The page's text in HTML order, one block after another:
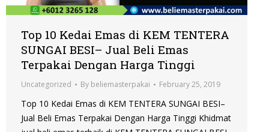
Top 10 Kedai Emas di KEM TENTERA
SUNGAI BESI– Jual Beli Emas
Terpakai Dengan Harga Tinggi
Uncategorized By beliemasterpakai February 25, 2019
Top 10 Kedai Emas di KEM TENTERA SUNGAI BESI–
Jual Beli Emas Terpakai Dengan Harga Tinggi Khidmat